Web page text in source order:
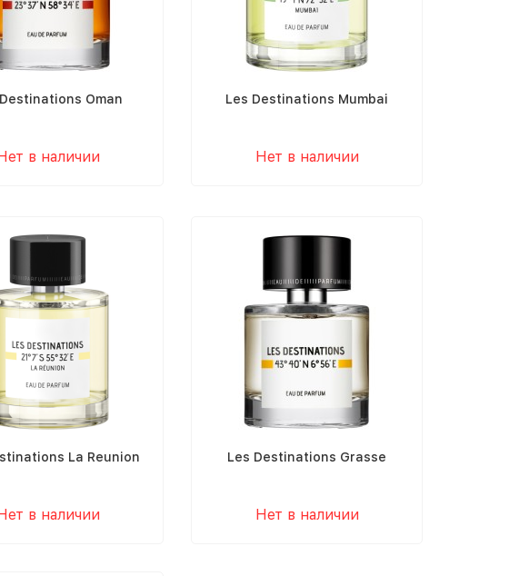
Oman
в наличии
Les Destinations Mumbai
Нет в наличии
La Reunion
в наличии
Les Destinations Grasse
Нет в наличии